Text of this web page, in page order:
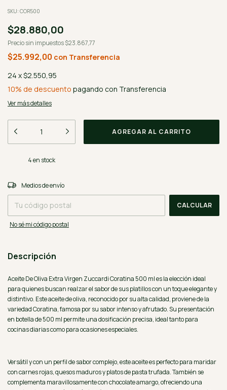
SKU: COR500
$28.880,00
Precio sin impuestos$23.867,77
$25.992,00 con Transferencia
24 x$2.550,95
10% de descuento pagando con Transferencia
Ver más detalles
4en stock
Entregas para el CP:
Medios de envío
CALCULAR
No sé mi código postal
Descripción
Aceite De Oliva Extra Virgen Zuccardi Coratina 500 ml es la elección ideal
para quienes buscan realzar el sabor de sus platillos con un toque elegante y
distintivo. Este aceite de oliva, reconocido por su alta calidad, proviene de la
variedad Coratina, famosa por su sabor intenso y afrutado. Su presentación
en botella de 500 ml permite una dosificación precisa, ideal tanto para
cocinas diarias como para ocasiones especiales.
Versátil y con un perfil de sabor complejo, este aceite es perfecto para maridar
con carnes rojas, quesos maduros y platos de pasta trufada. También se
complementa maravillosamente con chocolate amargo, ofreciendo una